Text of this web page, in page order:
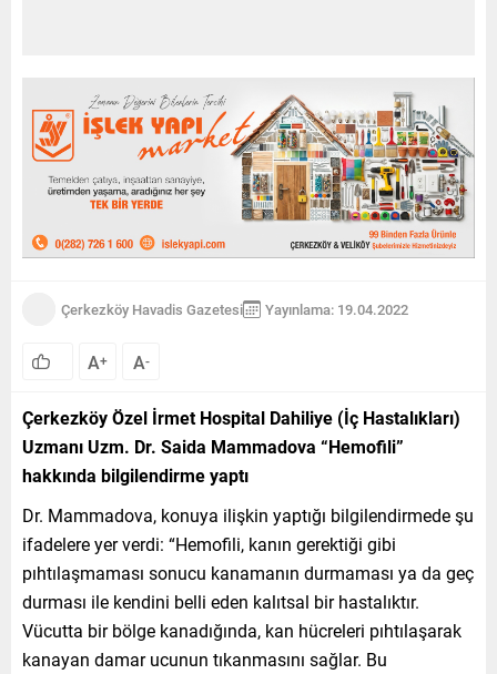
Çerkezköy Havadis Gazetesi Yayınlama: 19.04.2022
A+ A-
Çerkezköy Özel İrmet Hospital Dahiliye (İç Hastalıkları)
Uzmanı Uzm. Dr. Saida Mammadova “Hemofili”
hakkında bilgilendirme yaptı
Dr. Mammadova, konuya ilişkin yaptığı bilgilendirmede şu
ifadelere yer verdi: “Hemofili, kanın gerektiği gibi
pıhtılaşmaması sonucu kanamanın durmaması ya da geç
durması ile kendini belli eden kalıtsal bir hastalıktır.
Vücutta bir bölge kanadığında, kan hücreleri pıhtılaşarak
kanayan damar ucunun tıkanmasını sağlar. Bu